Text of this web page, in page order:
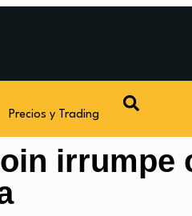
Precios y Trading
irrumpe